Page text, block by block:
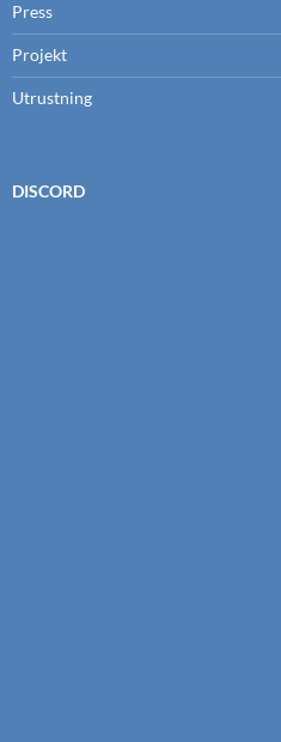
Press
Projekt
Utrustning
DISCORD